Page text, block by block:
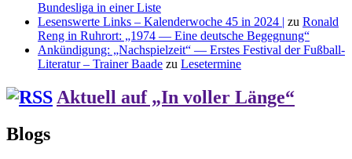
Bundesliga in einer Liste
Lesenswerte Links – Kalenderwoche 45 in 2024 | zu Ronald
Reng in Ruhrort: „1974 — Eine deutsche Begegnung“
Ankündigung: „Nachspielzeit“ — Erstes Festival der Fußball-
Literatur – Trainer Baade zu Lesetermine
Aktuell auf „In voller Länge“
Blogs